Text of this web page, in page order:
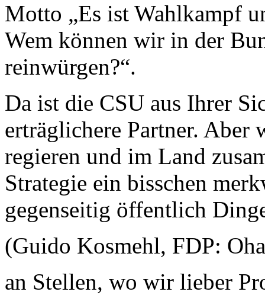
Motto „Es ist Wahlkampf
Wem können wir in der
reinwürgen?“.
Da ist die CSU aus Ihrer
erträglichere Partner. Aber
regieren und im Land
Strategie ein bisschen
gegenseitig öffentlich
(Guido Kosmehl, FDP:
an Stellen, wo wir lieber